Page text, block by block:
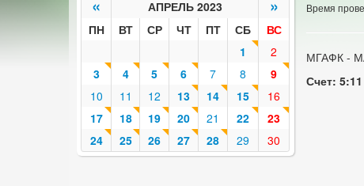
« АПРЕЛЬ 2023 »
ПН ВТ СР ЧТ ПТ СБ
ВС
1
2
3
4 5 6 7 8
9
10
11 12 13 14 15
16
17
18 19 20 21 22
23
24
25 26 27 28 29 30
Время
МГАФК -
Счет: 5:11